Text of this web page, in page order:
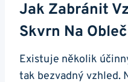
Jak Zabránit
Skvrn Na
Existuje několik
tak bezvadný vzhled.